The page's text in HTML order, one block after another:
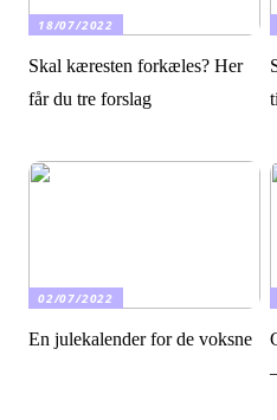
18/07/2022
Skal kæresten forkæles? Her
får du tre forslag
02/07/2022
En julekalender for de voksne